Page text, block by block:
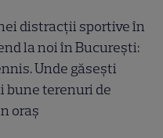
distracții sportive în
la noi în București:
Unde găsești
bune terenuri de
oraș